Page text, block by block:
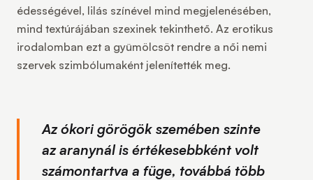
édességével, lilás színével mind megjelenésében,
mind textúrájában szexinek tekinthető. Az erotikus
irodalomban ezt a gyümölcsöt rendre a női nemi
szervek szimbólumaként jelenítették meg.
Az ókori görögök szemében szinte
az aranynál is értékesebbként volt
számontartva a füge, továbbá több